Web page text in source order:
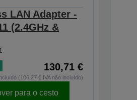
LAN Adapter -
(2.4GHz &
130,71 €
(106,27 € IVA não incluído)
para o cesto